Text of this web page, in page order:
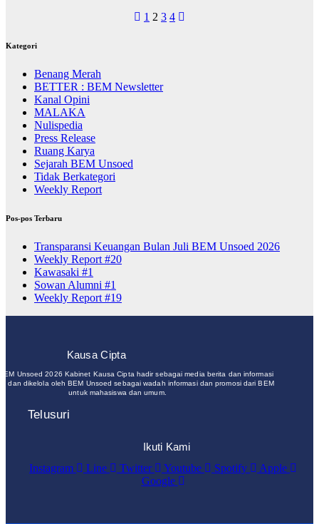
pos
1 2 3 4
Kategori
Benang Merah
BETTER : BEM Newsletter
Kanal Opini
MALAKA
Nulispedia
Press Release
Ruang Karya
Sejarah BEM Unsoed
Tidak Berkategori
Weekly Report
Pos-pos Terbaru
Transparansi Keuangan Bulan Juli BEM Unsoed 2026
Weekly Report #20
Kawasaki #1
Sowan Alumni #1
Weekly Report #19
Kausa Cipta
Unsoed 2026 Kabinet Kausa Cipta hadir sebagai media berita dan informasi
dan dikelola oleh BEM Unsoed sebagai wadah informasi dan promosi dari BEM
untuk mahasiswa dan umum.
Telusuri
Ikuti Kami
Instagram
Line Twitter Youtube Spotify
Apple
Google